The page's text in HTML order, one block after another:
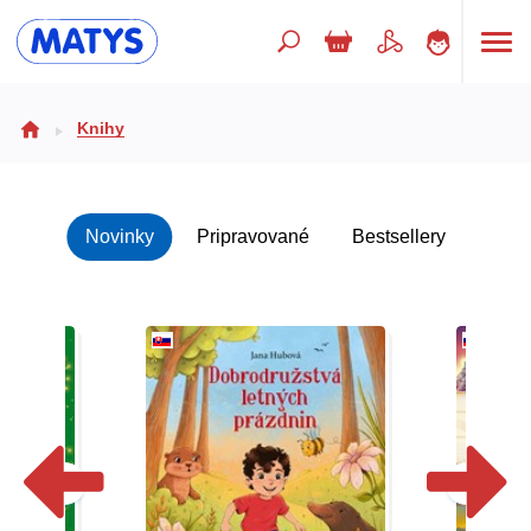
Doplnkový sortiment
Poézia
Populárno - náučné pre deti
Predškoláci
Výchova a pedagogika
Knihy
Novinky Pripravované Bestsellery